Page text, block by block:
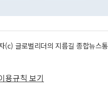
(c) 글로벌리더의 지름길 종합뉴
용규칙 보기